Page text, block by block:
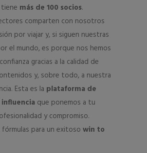
tiene más de 100 socios.
comparten con nosotros
por viajar y, si siguen nuestras
el mundo, es porque nos hemos
gracias a la calidad de
y, sobre todo, a nuestra
Esta es la plataforma de
que ponemos a tu
y compromiso.
fórmulas para un exitoso win to